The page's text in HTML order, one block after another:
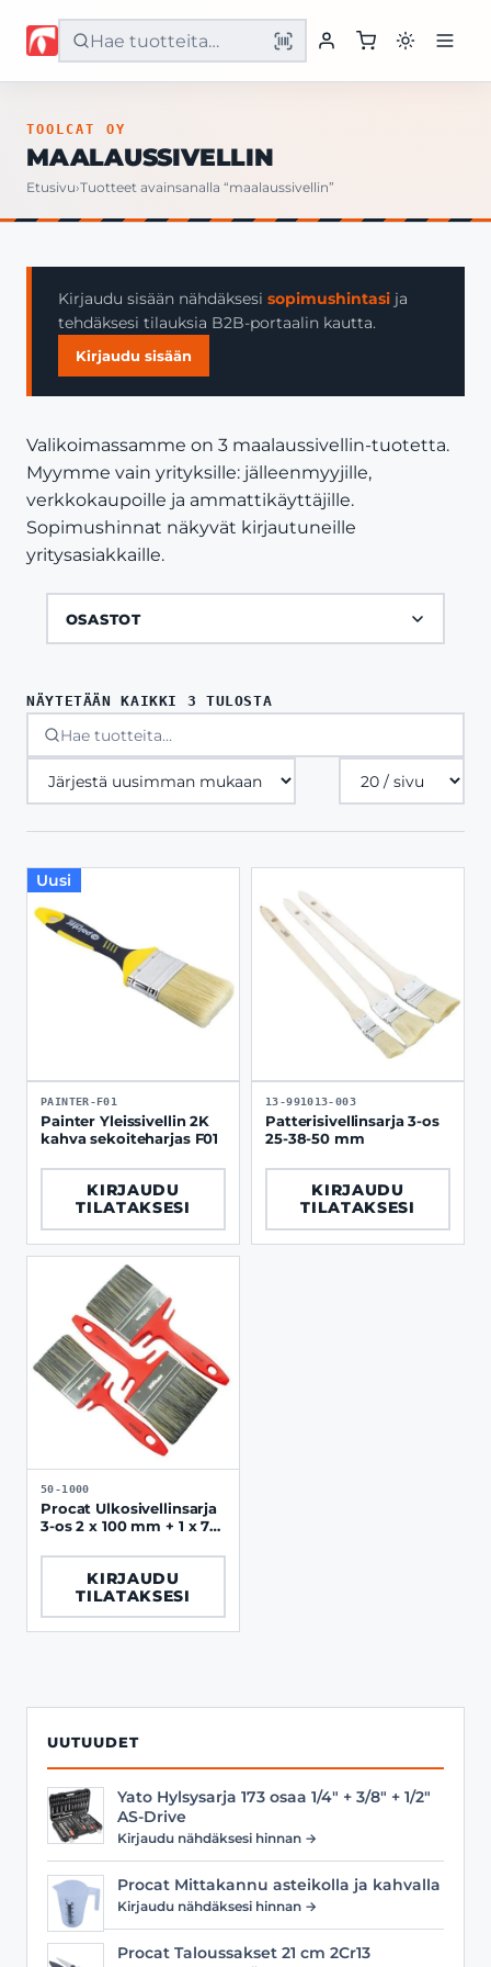
Etusivu
Yritys
Yhteystiedot
TOOLCAT OY
MAALAUSSIVELLIN
Etusivu›Tuotteet avainsanalla “maalaussivellin”
Kirjaudu sisään nähdäksesi sopimushintasi ja
tehdäksesi tilauksia B2B-portaalin kautta.
Kirjaudu sisään
Valikoimassamme on 3 maalaussivellin-tuotetta.
Myymme vain yrityksille: jälleenmyyjille,
verkkokaupoille ja ammattikäyttäjille.
Sopimushinnat näkyvät kirjautuneille
yritysasiakkaille.
OSASTOT
UUTUUDET
Yato Hylsysarja 173 osaa 1/4" + 3/8" + 1/2"
AS-Drive
Kirjaudu nähdäksesi hinnan →
Procat Mittakannu asteikolla ja kahvalla
Kirjaudu nähdäksesi hinnan →
Procat Taloussakset 21 cm 2Cr13
NÄYTETÄÄN KAIKKI 3 TULOSTASORTED
Tuotteita
sivulla
Uusi
PAINTER-F01
Painter Yleissivellin 2K
kahva sekoiteharjas F01
KIRJAUDU
TILATAKSESI
13-991013-003
Patterisivellinsarja 3-os
25-38-50 mm
KIRJAUDU
TILATAKSESI
50-1000
Procat Ulkosivellinsarja
3-os 2 x 100 mm + 1 x 70
KIRJAUDU
TILATAKSESI